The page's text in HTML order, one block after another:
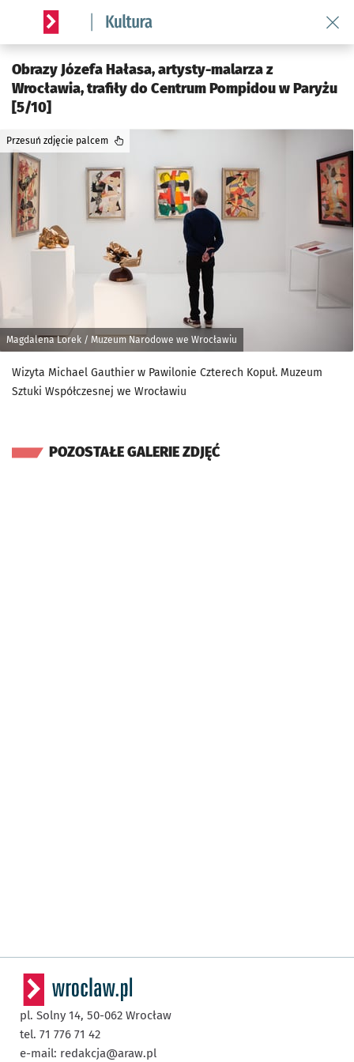
Serwis informacyjny wroclaw.pl podserwis: Kultura
Obrazy Józefa Hałasa, artysty-malarza z
Wrocławia, trafiły do Centrum Pompidou w Paryżu
[5/10]
Magdalena Lorek / Muzeum Narodowe we Wrocławiu
Przesuń zdjęcie palcem
Wizyta Michael Gauthier w Pawilonie Czterech Kopuł. Muzeum
Sztuki Współczesnej we Wrocławiu
POZOSTAŁE GALERIE ZDJĘĆ
pl. Solny 14, 50-062 Wrocław
tel. 71 776 71 42
e-mail: redakcja@araw.pl